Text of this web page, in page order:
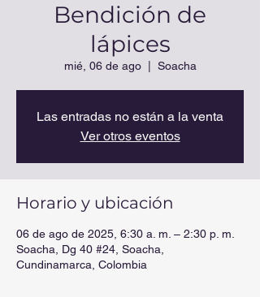
Bendición de
lápices
mié, 06 de ago
  |
Soacha
Las entradas no están a la venta
Ver otros eventos
Horario y ubicación
06 de ago de 2025, 6:30 a. m. – 2:30 p. m.
Soacha, Dg 40 #24, Soacha,
Cundinamarca, Colombia